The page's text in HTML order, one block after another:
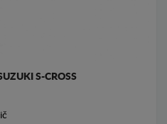
S-CROSS